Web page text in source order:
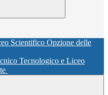
Tecnologico e Liceo